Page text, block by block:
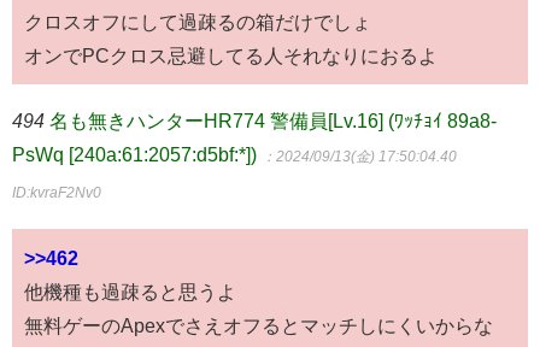
クロスオフにして過疎るの箱だけでしょ
オンでPCクロス忌避してる人それなりにおるよ
494 名も無きハンターHR774 警備員[Lv.16] (ﾜｯﾁｮｲ 89a8-
PsWq [240a:61:2057:d5bf:*])
：2024/09/13(金) 17:50:04.40
ID:kvraF2Nv0
>>462
他機種も過疎ると思うよ
無料ゲーのApexでさえオフるとマッチしにくいからな